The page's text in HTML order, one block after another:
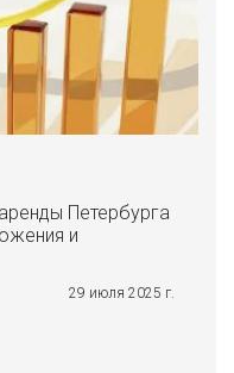
Петербурга
и
29 июля 2025 г.